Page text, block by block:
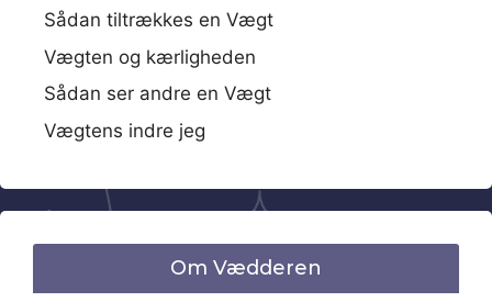
Sådan tiltrækkes en Vægt
Vægten og kærligheden
Sådan ser andre en Vægt
Vægtens indre jeg
Om Vædderen